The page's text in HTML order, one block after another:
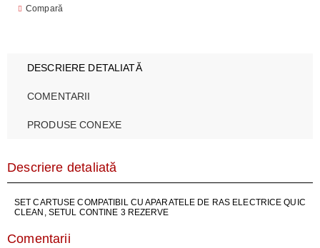
Compară
DESCRIERE DETALIATĂ
COMENTARII
PRODUSE CONEXE
Descriere detaliată
SET CARTUSE COMPATIBIL CU APARATELE DE RAS ELECTRICE QUIC
CLEAN, SETUL CONTINE 3 REZERVE
Comentarii